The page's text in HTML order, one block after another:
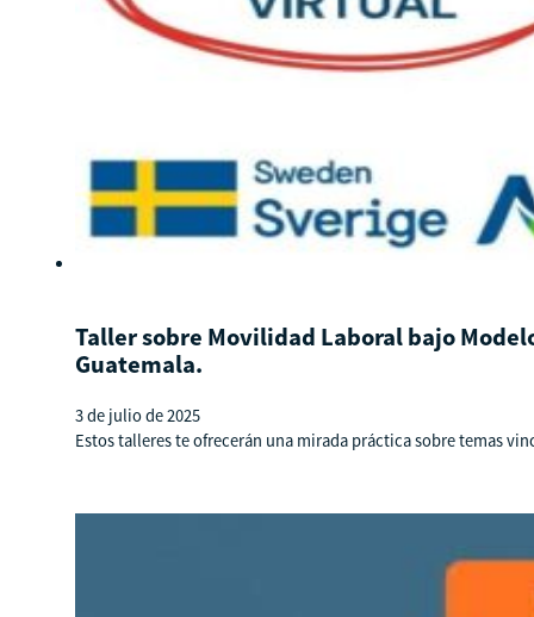
Taller sobre Movilidad Laboral bajo
Guatemala.
3 de julio de 2025
Estos talleres te ofrecerán una mirada práctica sobre temas